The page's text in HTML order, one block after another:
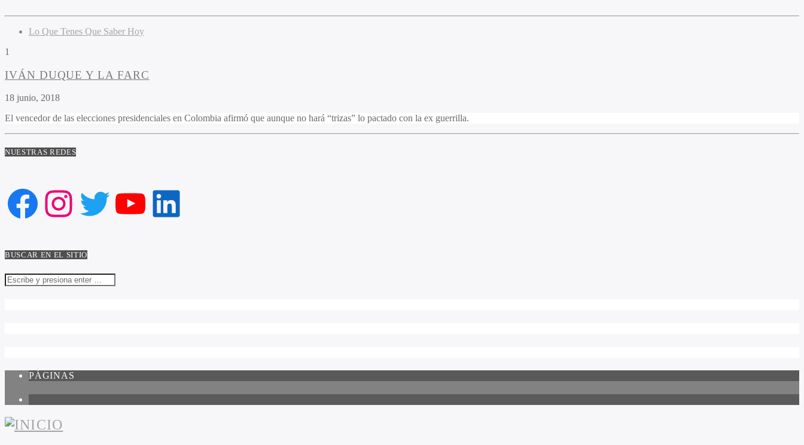
Lo Que Tenes Que Saber Hoy
1
IVÁN DUQUE Y LA FARC
18 junio, 2018
El vencedor de las elecciones presidenciales en Colombia afirmó que aunque no hará “trizas” lo pactado con la ex guerrilla.
NUESTRAS REDES
Facebook
Instagram
Twitter
YouTube
LinkedIn
BUSCAR EN EL SITIO
PÁGINAS